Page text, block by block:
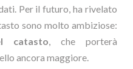
Per il futuro, ha rivelato
sono molto ambiziose:
catasto, che porterà
ancora maggiore.